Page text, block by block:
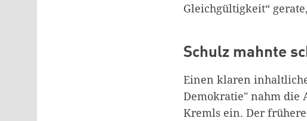
Gleichgültigkeit“
Schulz mahnte
Einen klaren
Demokratie" nahm die
Kremls ein. Der